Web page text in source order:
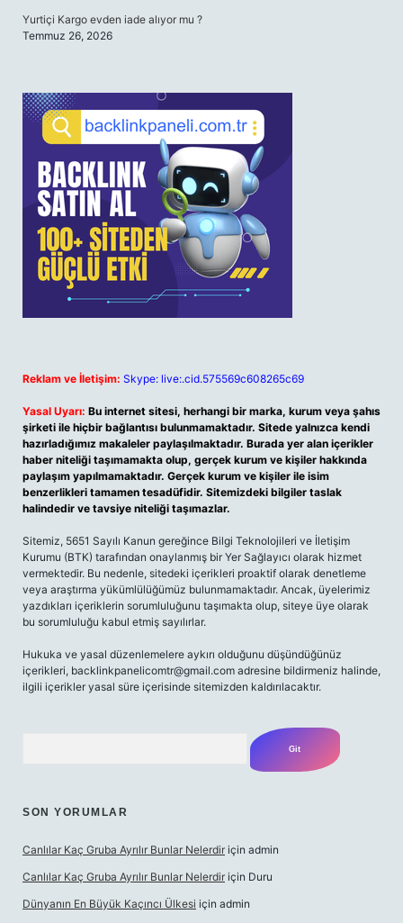
Yurtiçi Kargo evden iade alıyor mu ?
Temmuz 26, 2026
Reklam ve İletişim: Skype: live:.cid.575569c608265c69
Yasal Uyarı: Bu internet sitesi, herhangi bir marka, kurum veya şahıs
şirketi ile hiçbir bağlantısı bulunmamaktadır. Sitede yalnızca kendi
hazırladığımız makaleler paylaşılmaktadır. Burada yer alan içerikler
haber niteliği taşımamakta olup, gerçek kurum ve kişiler hakkında
paylaşım yapılmamaktadır. Gerçek kurum ve kişiler ile isim
benzerlikleri tamamen tesadüfidir. Sitemizdeki bilgiler taslak
halindedir ve tavsiye niteliği taşımazlar.
Sitemiz, 5651 Sayılı Kanun gereğince Bilgi Teknolojileri ve İletişim
Kurumu (BTK) tarafından onaylanmış bir Yer Sağlayıcı olarak hizmet
vermektedir. Bu nedenle, sitedeki içerikleri proaktif olarak denetleme
veya araştırma yükümlülüğümüz bulunmamaktadır. Ancak, üyelerimiz
yazdıkları içeriklerin sorumluluğunu taşımakta olup, siteye üye olarak
bu sorumluluğu kabul etmiş sayılırlar.
Hukuka ve yasal düzenlemelere aykırı olduğunu düşündüğünüz
içerikleri, backlinkpanelicomtr@gmail.com adresine bildirmeniz halinde,
ilgili içerikler yasal süre içerisinde sitemizden kaldırılacaktır.
SON YORUMLAR
Canlılar Kaç Gruba Ayrılır Bunlar Nelerdir için admin
Canlılar Kaç Gruba Ayrılır Bunlar Nelerdir için Duru
Dünyanın En Büyük Kaçıncı Ülkesi için admin